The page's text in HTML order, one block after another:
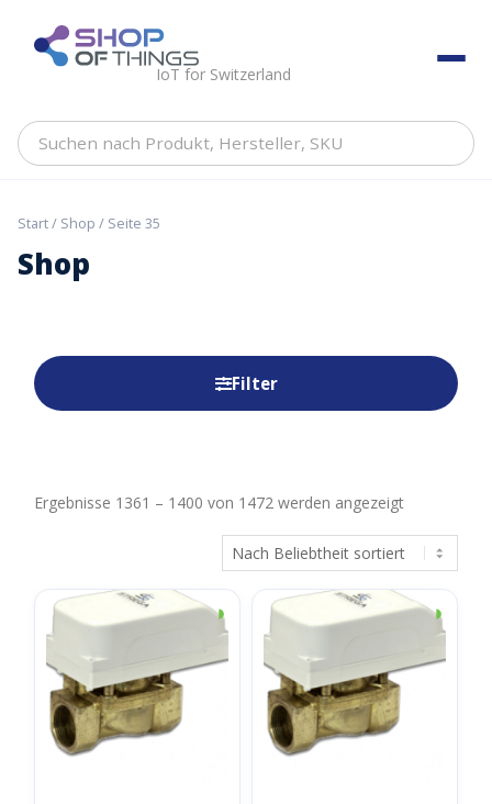
content ShopOfThings
IoT for Switzerland
Suchen
Hersteller,
Start/ Shop / Seite 35
Shop
Filter
Ergebnisse 1361 – 1400 von 1472 werden angezeigtNach
Beliebtheit
sortiert
◑ ◑